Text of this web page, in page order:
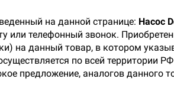
на данной странице: Насос
или телефонный звонок.
на данный товар, в котором
по всей территории
предложение, аналогов данного